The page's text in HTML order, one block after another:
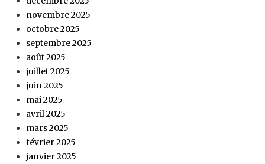
novembre 2025
octobre 2025
septembre 2025
août 2025
juillet 2025
juin 2025
mai 2025
avril 2025
mars 2025
février 2025
janvier 2025